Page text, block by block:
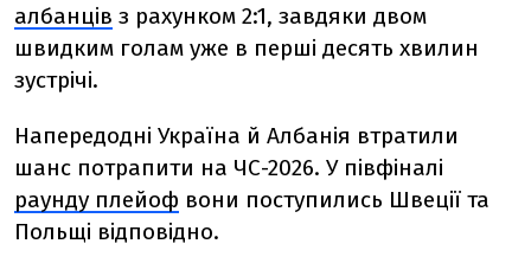
албанців з рахунком 2:1, завдяки двом
швидким голам уже в перші десять хвилин
зустрічі.
Напередодні Україна й Албанія втратили
шанс потрапити на ЧС-2026. У півфіналі
раунду плейоф вони поступились Швеції та
Польщі відповідно.